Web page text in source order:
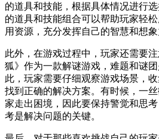
的道具和技能，根据具体情况进行
的道具和技能组合可以帮助玩家轻
用资源，充分发挥自己的智慧和想象
此外，在游戏过程中，玩家还需要
狐》作为一款解谜游戏，难题和谜
此，玩家需要仔细观察游戏场景，
找到正确的解决方案。有时候，一
家走出困境，因此要保持警觉和思
考是解决问题的关键。